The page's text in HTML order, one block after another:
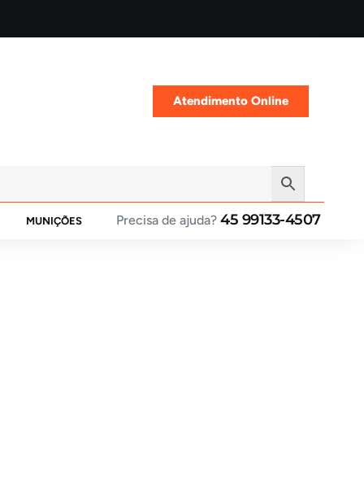
Atendimento Online
MUNIÇÕES Precisa de ajuda? 45 99133-4507